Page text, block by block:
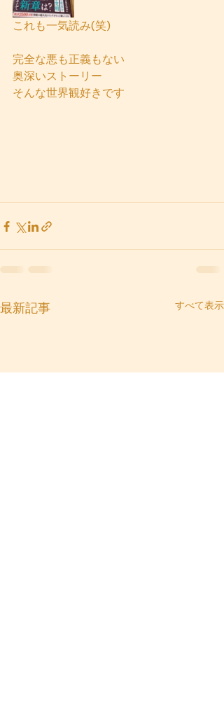
これも一気読み(笑)
完全な悪も正義もない
奥深いストーリー
そんな世界観好きです
最新記事 すべて表示